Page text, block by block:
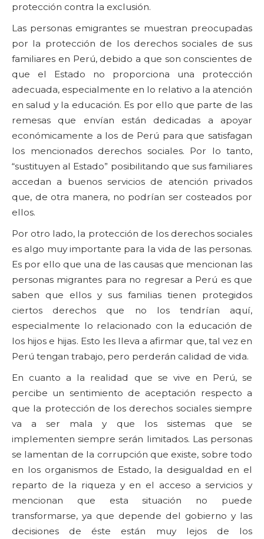
protección contra la exclusión.
Las personas emigrantes se muestran preocupadas
por la protección de los derechos sociales de sus
familiares en Perú, debido a que son conscientes de
que el Estado no proporciona una protección
adecuada, especialmente en lo relativo a la atención
en salud y la educación. Es por ello que parte de las
remesas que envían están dedicadas a apoyar
económicamente a los de Perú para que satisfagan
los mencionados derechos sociales. Por lo tanto,
“sustituyen al Estado” posibilitando que sus familiares
accedan a buenos servicios de atención privados
que, de otra manera, no podrían ser costeados por
ellos.
Por otro lado, la protección de los derechos sociales
es algo muy importante para la vida de las personas.
Es por ello que una de las causas que mencionan las
personas migrantes para no regresar a Perú es que
saben que ellos y sus familias tienen protegidos
ciertos derechos que no los tendrían aquí,
especialmente lo relacionado con la educación de
los hijos e hijas. Esto les lleva a afirmar que, tal vez en
Perú tengan trabajo, pero perderán calidad de vida.
En cuanto a la realidad que se vive en Perú, se
percibe un sentimiento de aceptación respecto a
que la protección de los derechos sociales siempre
va a ser mala y que los sistemas que se
implementen siempre serán limitados. Las personas
se lamentan de la corrupción que existe, sobre todo
en los organismos de Estado, la desigualdad en el
reparto de la riqueza y en el acceso a servicios y
mencionan que esta situación no puede
transformarse, ya que depende del gobierno y las
decisiones de éste están muy lejos de los